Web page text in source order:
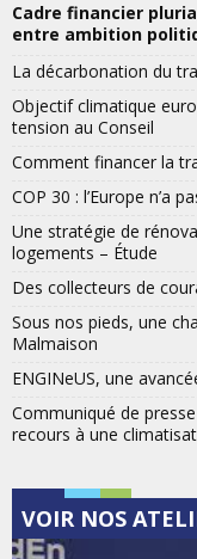
Cadre financier
entre ambition
La décarbonation du
Objectif climatique
tension au Conseil
Comment financer la
COP 30 : l’Europe n’a
Une stratégie de
logements – Étude
Des collecteurs de
Sous nos pieds, une
Malmaison
ENGINeUS, une
Communiqué de
recours à une
VOIR NOS